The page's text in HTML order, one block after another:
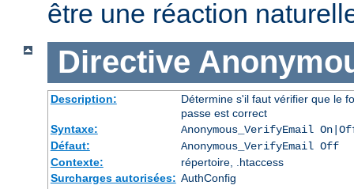
être une réaction
Directive
Description:
Détermine s'il faut vérifier que le
passe est correct
Syntaxe:
Anonymous_VerifyEmail
Défaut:
Anonymous_VerifyEmail Off
Contexte:
répertoire, .htaccess
Surcharges autorisées: AuthConfig